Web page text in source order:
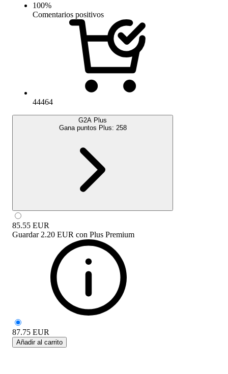
100%
Comentarios positivos
44464
G2A Plus
Gana puntos Plus: 258
85.55 EUR
Guardar 2.20 EUR con Plus Premium
87.75 EUR
Añadir al carrito